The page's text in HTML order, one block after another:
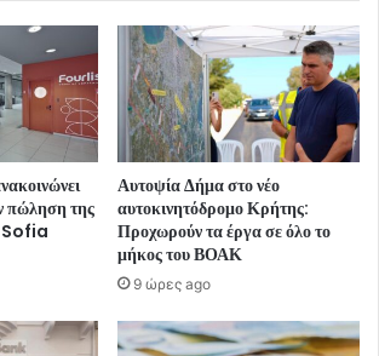
πώληση της
Sofia
Αυτοψία Δήμα στο νέο
αυτοκινητόδρομο Κρήτης:
Προχωρούν τα έργα σε όλο το
μήκος του ΒΟΑΚ
9 ώρες ago